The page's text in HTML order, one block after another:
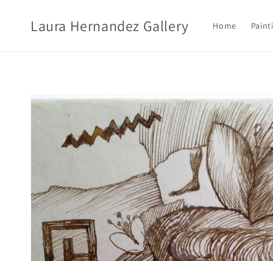
al contenido
Laura Hernandez Gallery Home
directamente
a la
información
del producto